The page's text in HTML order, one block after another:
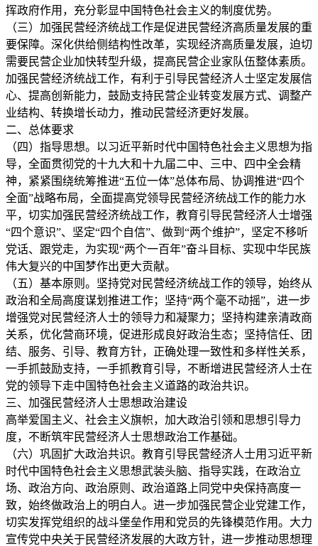
挥政府作用，充分彰显中国特色社会主义的制度优势。
（三）加强民营经济统战工作是促进民营经济高质量发展的重
要保障。深化供给侧结构性改革，实现经济高质量发展，迫切
需要民营企业加快转型升级，提高民营企业家队伍整体素质。
加强民营经济统战工作，有利于引导民营经济人士坚定发展信
心、提高创新能力，鼓励支持民营企业转变发展方式、调整产
业结构、转换增长动力，推动民营经济更好发展。
二、总体要求
（四）指导思想。以习近平新时代中国特色社会主义思想为指
导，全面贯彻党的十九大和十九届二中、三中、四中全会精
神，紧紧围绕统筹推进“五位一体”总体布局、协调推进“四个
全面”战略布局，全面提高党领导民营经济统战工作的能力水
平，切实加强民营经济统战工作，教育引导民营经济人士增强
“四个意识”、坚定“四个自信”、做到“两个维护”，坚定不移听
党话、跟党走，为实现“两个一百年”奋斗目标、实现中华民族
伟大复兴的中国梦作出更大贡献。
（五）基本原则。坚持党对民营经济统战工作的领导，始终从
政治和全局高度谋划推进工作；坚持“两个毫不动摇”，进一步
增强党对民营经济人士的领导力和凝聚力；坚持构建亲清政商
关系，优化营商环境，促进形成良好政治生态；坚持信任、团
结、服务、引导、教育方针，正确处理一致性和多样性关系，
一手抓鼓励支持，一手抓教育引导，不断增进民营经济人士在
党的领导下走中国特色社会主义道路的政治共识。
三、加强民营经济人士思想政治建设
高举爱国主义、社会主义旗帜，加大政治引领和思想引导力
度，不断筑牢民营经济人士思想政治工作基础。
（六）巩固扩大政治共识。教育引导民营经济人士用习近平新
时代中国特色社会主义思想武装头脑、指导实践，在政治立
场、政治方向、政治原则、政治道路上同党中央保持高度一
致，始终做政治上的明白人。进一步加强民营企业党建工作，
切实发挥党组织的战斗堡垒作用和党员的先锋模范作用。大力
宣传党中央关于民营经济发展的大政方针，进一步推动思想理